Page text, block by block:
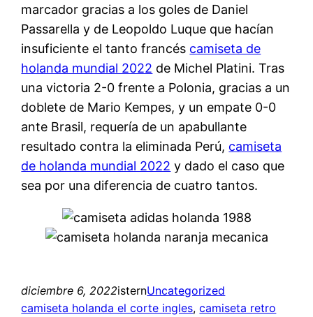
marcador gracias a los goles de Daniel
Passarella y de Leopoldo Luque que hacían
insuficiente el tanto francés camiseta de
holanda mundial 2022 de Michel Platini. Tras
una victoria 2-0 frente a Polonia, gracias a un
doblete de Mario Kempes, y un empate 0-0
ante Brasil, requería de un apabullante
resultado contra la eliminada Perú, camiseta
de holanda mundial 2022 y dado el caso que
sea por una diferencia de cuatro tantos.
diciembre 6, 2022isternUncategorized
camiseta holanda el corte ingles, camiseta retro